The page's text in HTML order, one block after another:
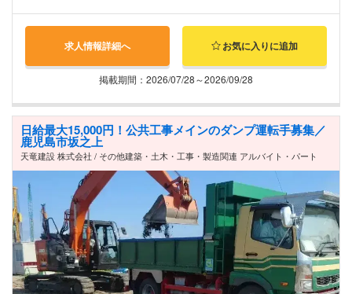
求人情報詳細へ お気に入りに追加
掲載期間：2026/07/28～2026/09/28
日給最大15,000円！公共工事メインのダンプ運転手募集／
鹿児島市坂之上
天竜建設 株式会社 / その他建築・土木・工事・製造関連 アルバイト・パート